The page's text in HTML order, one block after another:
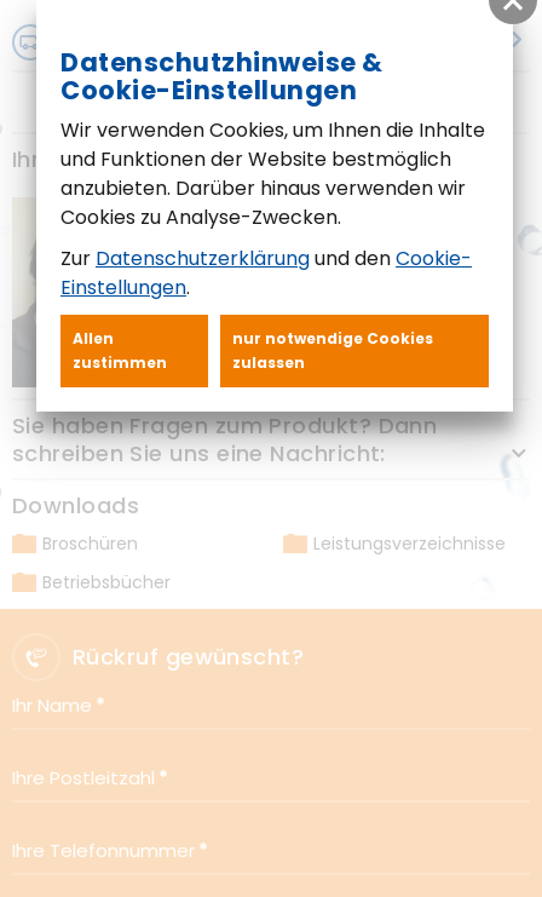
Lieferumfang
Ihr Ansprechpartner
Anja Hawaleschka
Angebotserstellung
+49 (0) 35456 6809
Sie haben Fragen zum Produkt? Dann
schreiben Sie uns eine Nachricht:
Frau
Unternehmen
Vorname Nachname
Downloads
Broschüren
Leistungsverzeichnisse
Betriebsbücher
Rückruf gewünscht?
Ihr Name
Ihre Postleitzahl
Ihre Telefonnummer
Datenschutzhinweise &
Cookie-Einstellungen
Wir verwenden Cookies, um Ihnen die Inhalte
und Funktionen der Website bestmöglich
anzubieten. Darüber hinaus verwenden wir
Cookies zu Analyse-Zwecken.
Zur Datenschutzerklärungund denCookie-
Einstellungen.
Allen
zustimmen
nur notwendige Cookies
zulassen